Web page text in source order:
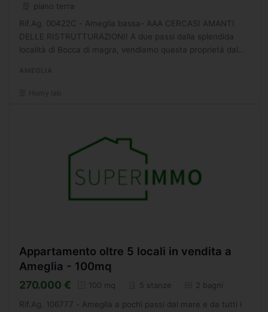
piano terra
Rif.Ag. 00422C - Ameglia bassa- AAA CERCASI AMANTI
DELLE RISTRUTTURAZIONI! A due passi dalla splendida
località di Bocca di magra, vendiamo questa proprietà dal
Appartamento oltre 5 locali in vendita a
Ameglia - 100mq
270.000 € 100 mq 5 stanze 2 bagni
Rif.Ag. 106777 - Ameglia a pochi passi dal mare e da tutti i